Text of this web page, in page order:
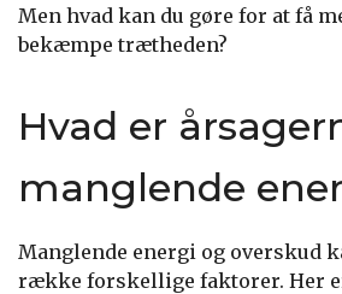
Men hvad kan du gøre for at få
bekæmpe trætheden?
Hvad er
manglende
Manglende energi og overskud
række forskellige faktorer. Her